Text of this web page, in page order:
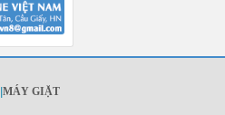
|MÁY GIẶT